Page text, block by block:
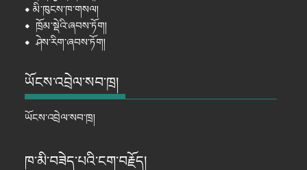
⦁ མི་ཁུངས་ཁ་གསལ།
⦁ ཁྲོམ་སྡེའི་ཞབས་ཏོག།
⦁ཤེས་རིག་ཞབས་ཏོག།
ཡོངས་འབྲེལ་སབ་ཁྲ།
ཡོངས་འབྲེལ་སབ་ཁྲ།
ཁ་མི་བཟེད་པའི་ངག་བརྗོད།